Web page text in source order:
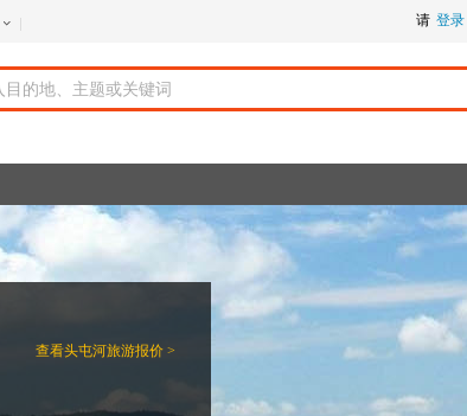
请 登录
查看头屯河旅游报价 >